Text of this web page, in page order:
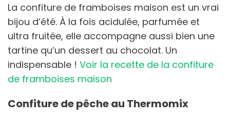
La confiture de framboises maison est un vrai
bijou d’été. À la fois acidulée, parfumée et
ultra fruitée, elle accompagne aussi bien une
tartine qu’un dessert au chocolat. Un
indispensable ! Voir la recette de la confiture
de framboises maison
Confiture de pêche au Thermomix